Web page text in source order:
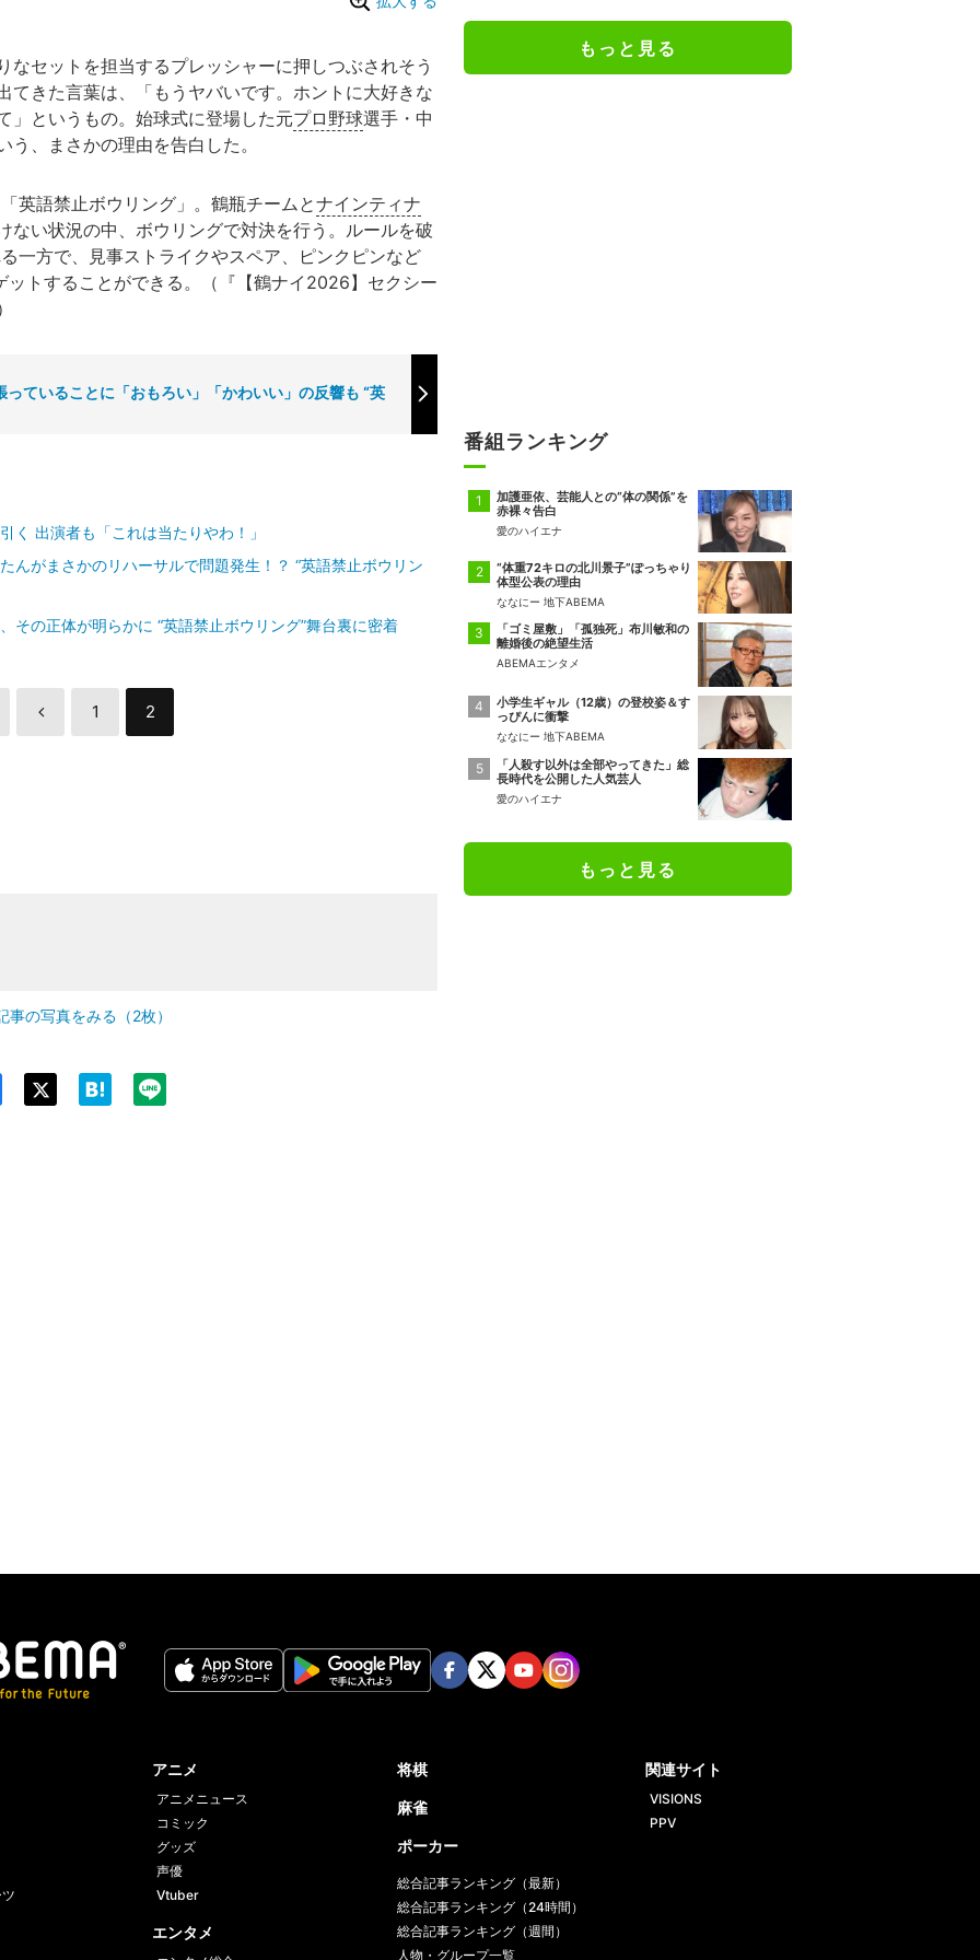
セットを担当するプレッシャーに押しつぶされそう
てきた言葉は、「もうヤバいです。ホントに大好きな
」というもの。始球式に登場した元プロ野球選手・中
、まさかの理由を告白した。
語禁止ボウリング」。鶴瓶チームとナインティナ
ない状況の中、ボウリングで対決を行う。ルールを破
一方で、見事ストライクやスペア、ピンクピンなど
ットすることができる。（『【鶴ナイ2026】セクシー
ていることに「おもろい」「かわいい」の反響も “英
く 出演者も「これは当たりやわ！」
んがまさかのリハーサルで問題発生！？ “英語禁止ボウリン
その正体が明らかに “英語禁止ボウリング”舞台裏に密着
1 2
事の写真をみる（2枚）
もっと見る
番組ランキング
加護亜依、芸能人との“体の関係”を
赤裸々告白
愛のハイエナ
“体重72キロの北川景子”ぽっちゃり
体型公表の理由
ななにー 地下ABEMA
「ゴミ屋敷」「孤独死」布川敏和の
離婚後の絶望生活
ABEMAエンタメ
小学生ギャル（12歳）の登校姿＆す
っぴんに衝撃
ななにー 地下ABEMA
「人殺す以外は全部やってきた」総
長時代を公開した人気芸人
愛のハイエナ
もっと見る
アニメ
アニメニュース
コミック
グッズ
声優
Vtuber
エンタメ
将棋
麻雀
ポーカー
総合記事ランキング（最新）
総合記事ランキング（24時間）
総合記事ランキング（週間）
人物・グループ一覧
関連サイト
VISIONS
PPV